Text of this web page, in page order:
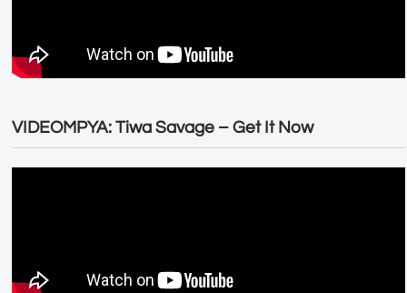
VIDEOMPYA: Tiwa Savage – Get It Now